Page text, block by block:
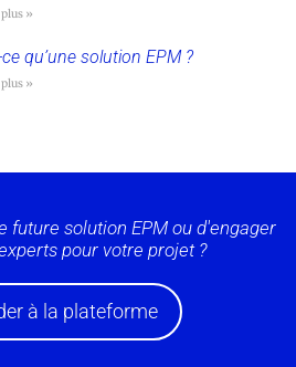
»
ce qu’une solution EPM ?
»
future solution EPM ou d'engager
pour votre projet ?
à la plateforme